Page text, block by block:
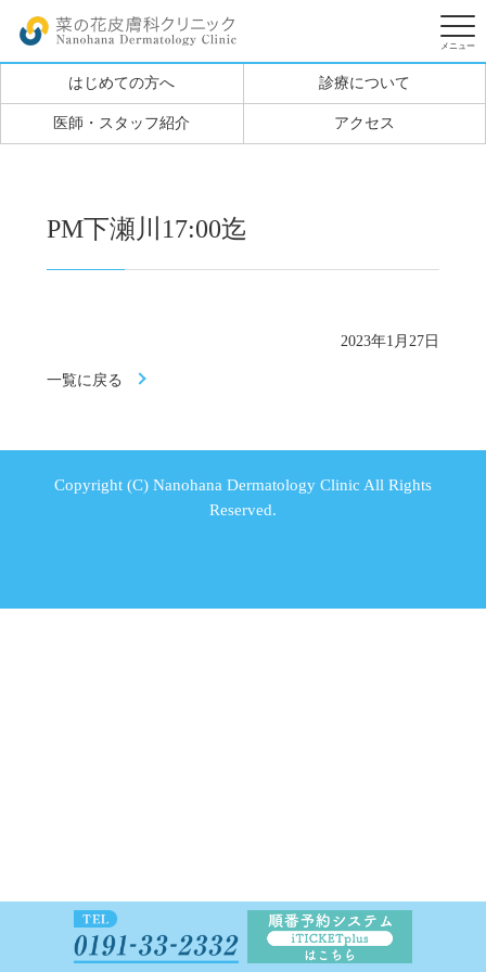
はじめての方へ 診療について
医師・スタッフ紹介 アクセス
PM下瀬川17:00迄
2023年1月27日
一覧に戻る
Copyright (C) Nanohana Dermatology Clinic All Rights
Reserved.